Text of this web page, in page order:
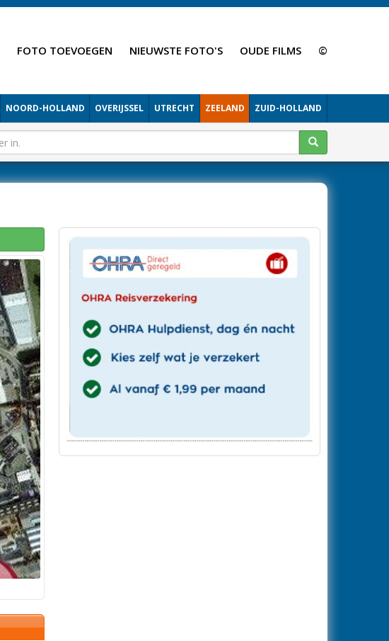
FOTO TOEVOEGEN NIEUWSTE FOTO'S OUDE FILMS ©
NOORD-HOLLAND OVERIJSSEL UTRECHT ZEELAND ZUID-HOLLAND